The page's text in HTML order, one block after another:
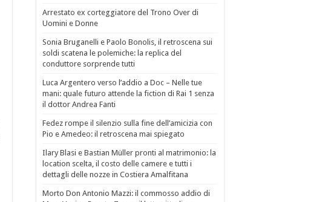
Arrestato ex corteggiatore del Trono Over di
Uomini e Donne
Sonia Bruganelli e Paolo Bonolis, il retroscena sui
soldi scatena le polemiche: la replica del
conduttore sorprende tutti
Luca Argentero verso l’addio a Doc – Nelle tue
mani: quale futuro attende la fiction di Rai 1 senza
il dottor Andrea Fanti
Fedez rompe il silenzio sulla fine dell’amicizia con
Pio e Amedeo: il retroscena mai spiegato
Ilary Blasi e Bastian Müller pronti al matrimonio: la
location scelta, il costo delle camere e tutti i
dettagli delle nozze in Costiera Amalfitana
Morto Don Antonio Mazzi: il commosso addio di